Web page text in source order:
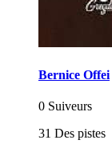
Bernice Offei
0 Suiveurs
31 Des pistes